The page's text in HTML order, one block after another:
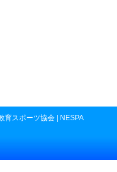
育スポーツ協会 | NESPA